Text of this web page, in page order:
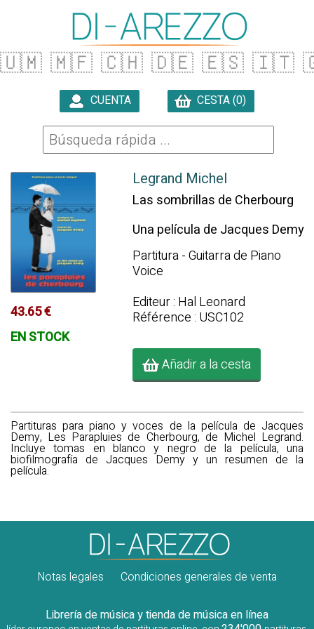
🇺🇲 🇲🇫 🇨🇭 🇩🇪 🇪🇸 🇮🇹
CUENTA CESTA (0)
43.65 €
EN STOCK
Legrand Michel
Las sombrillas de Cherbourg
Una película de Jacques Demy
Partitura - Guitarra de Piano
Voice
Editeur : Hal Leonard
Référence : USC102
Añadir a la cesta
Partituras para piano y voces de la película de Jacques
Demy, Les Parapluies de Cherbourg, de Michel Legrand.
Incluye tomas en blanco y negro de la película, una
biofilmografía de Jacques Demy y un resumen de la
película.
Notas legales Condiciones generales de venta
Librería de música y tienda de música en línea